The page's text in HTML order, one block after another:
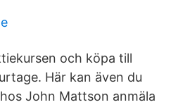
och köpa till
Här kan även du
John Mattson anmäla